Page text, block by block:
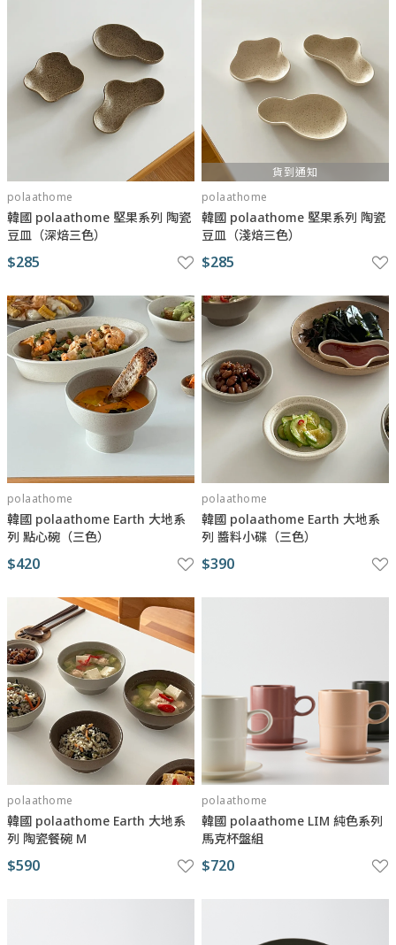
polaathome
韓國 polaathome 堅果系列 陶瓷
豆皿（深焙三色）
$285
貨到通知
polaathome
韓國 polaathome 堅果系列 陶瓷
豆皿（淺焙三色）
$285
polaathome
韓國 polaathome Earth 大地系
列 點心碗（三色）
$420
polaathome
韓國 polaathome Earth 大地系
列 醬料小碟（三色）
$390
polaathome
韓國 polaathome Earth 大地系
列 陶瓷餐碗 M
$590
polaathome
韓國 polaathome LIM 純色系列
馬克杯盤組
$720